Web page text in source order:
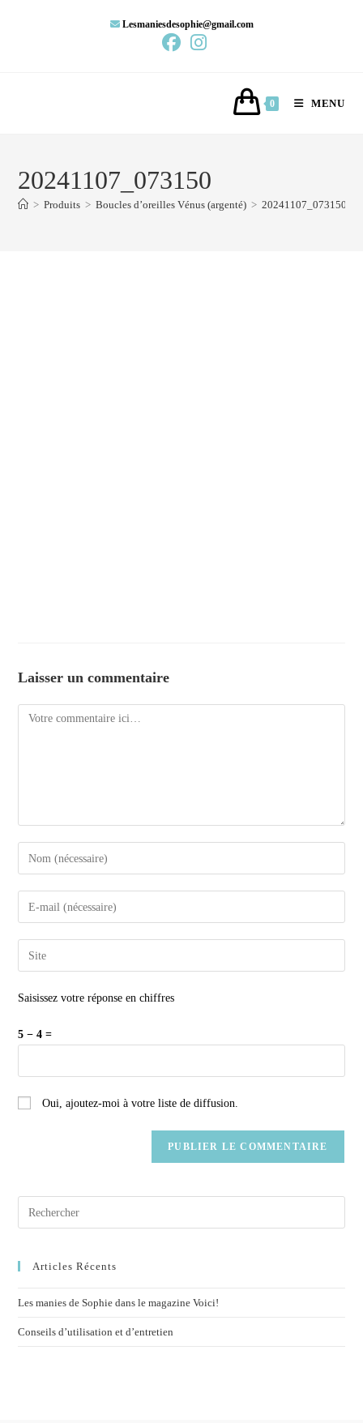
Lesmaniesdesophie@gmail.com
0 MENU
20241107_073150
> Produits > Boucles d’oreilles Vénus (argenté) > 20241107_073150
Laisser un commentaire
Saisissez votre réponse en chiffres
5 − 4 =
Oui, ajoutez-moi à votre liste de diffusion.
Articles Récents
Les manies de Sophie dans le magazine Voici!
Conseils d’utilisation et d’entretien